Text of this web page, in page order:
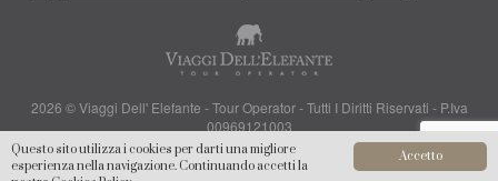
Accetto
Questo sito utilizza i cookies per darti una migliore
esperienza nella navigazione. Continuando accetti la
2026 © Viaggi Dell' Elefante - Tour Operator - Tutti I Diritti Riservati - P.Iva
00969121003